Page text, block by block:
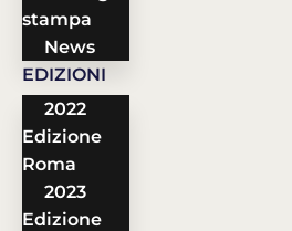
stampa
News
EDIZIONI
2022
Edizione
Roma
2023
Edizione